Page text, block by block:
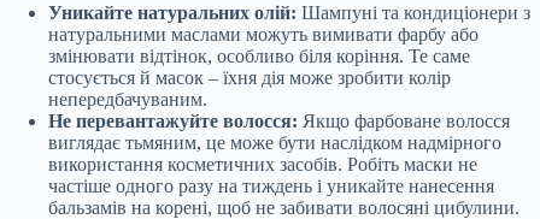
Уникайте натуральних олій: Шампуні та кондиціонери з
натуральними маслами можуть вимивати фарбу або
змінювати відтінок, особливо біля коріння. Те саме
стосується й масок – їхня дія може зробити колір
непередбачуваним.
Не перевантажуйте волосся: Якщо фарбоване волосся
виглядає тьмяним, це може бути наслідком надмірного
використання косметичних засобів. Робіть маски не
частіше одного разу на тиждень і уникайте нанесення
бальзамів на корені, щоб не забивати волосяні цибулини.